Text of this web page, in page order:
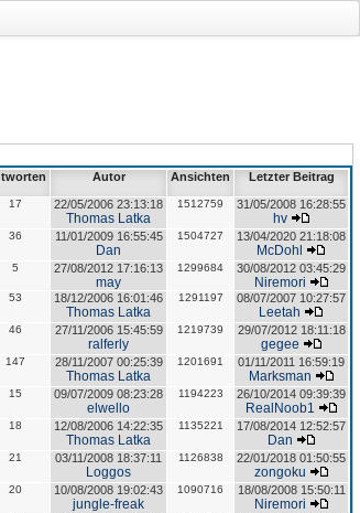
Autor Ansichten Letzter Beitrag
17 22/05/2006 23:13:18
Thomas Latka
1512759 31/05/2008 16:28:55
hv
36 11/01/2009 16:55:45
Dan
1504727 13/04/2020 21:18:08
McDohl
5 27/08/2012 17:16:13
may
1299684 30/08/2012 03:45:29
Niremori
53 18/12/2006 16:01:46
Thomas Latka
1291197 08/07/2007 10:27:57
Leetah
46 27/11/2006 15:45:59
ralferly
1219739 29/07/2012 18:11:18
gegee
147 28/11/2007 00:25:39
Thomas Latka
1201691 01/11/2011 16:59:19
Marksman
15 09/07/2009 08:23:28
elwello
1194223 26/10/2014 09:39:39
RealNoob1
18 12/08/2006 14:22:35
Thomas Latka
1135221 17/08/2014 12:52:57
Dan
21 03/11/2008 18:37:11
Loggos
1126838 22/01/2018 01:50:55
zongoku
20 10/08/2008 19:02:43
jungle-freak
1090716 18/08/2008 15:50:11
Niremori